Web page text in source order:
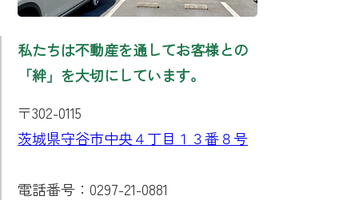
私たちは不動産を通してお客様との
「絆」を大切にしています。
〒302-0115
茨城県守谷市中央４丁目１３番８号
電話番号：0297-21-0881